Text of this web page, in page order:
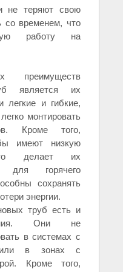
не теряют свою
со временем, что
работу на
является их
легкие и гибкие,
монтировать
Кроме того,
имеют низкую
делает их
для горячего
сохранять
энергии.
труб есть и
Они не
в системах с
или в зонах с
Кроме того,